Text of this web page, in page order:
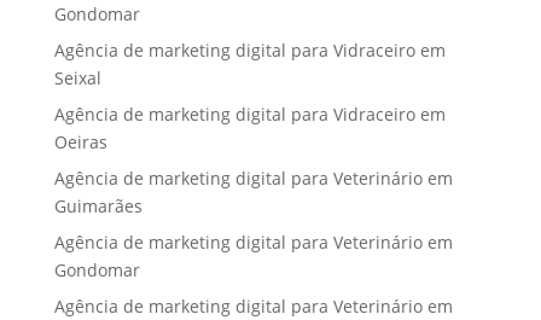
Gondomar
Agência de marketing digital para Vidraceiro em
Seixal
Agência de marketing digital para Vidraceiro em
Oeiras
Agência de marketing digital para Veterinário em
Guimarães
Agência de marketing digital para Veterinário em
Gondomar
Agência de marketing digital para Veterinário em